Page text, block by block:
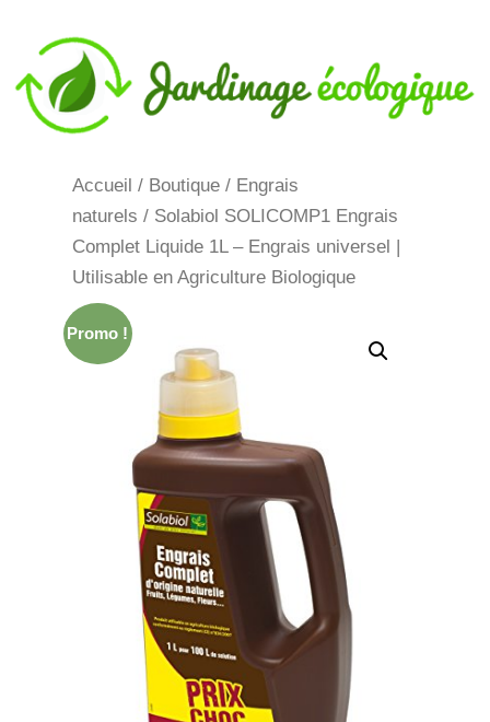
contenu
Accueil / Boutique / Engrais
naturels / Solabiol SOLICOMP1 Engrais
Complet Liquide 1L – Engrais universel |
Utilisable en Agriculture Biologique
Promo !